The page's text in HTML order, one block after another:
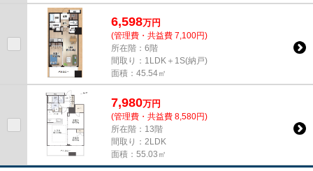
6,598万円
(管理費・共益費 7,100円)
所在階：6階
間取り：1LDK＋1S(納戸)
面積：45.54㎡
7,980万円
(管理費・共益費 8,580円)
所在階：13階
間取り：2LDK
面積：55.03㎡